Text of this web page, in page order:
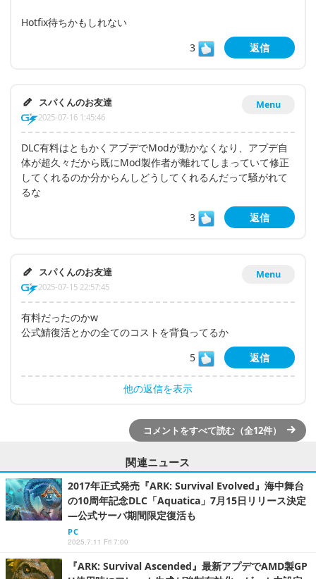
Hotfix待ちかもしれない
3
返信
Menu
スパくんのお友達
2025-07-16 1:45:46
DLC有料はともかくアプデでModが動かなくなり、アプデ自
体が超久々だから既にMod製作者が離れてしまっていて修正
してくれるのか分からんしどうしてくれるんだって騒がれて
るな
3
返信
Menu
スパくんのお友達
2025-07-15 22:57:45
有料だったのかw
公式鯖復活とかの全てのコストを背負ってるか
5
返信
他の返信を表示
コメントをすべて読む（全12件）
関連ニュース
2017年正式発売『ARK: Survival Evolved』海中舞台
の10周年記念DLC「Aquatica」7月15日リリース決定
―公式サーバ期間限定復活も
PC
2025.7.11 Fri 7:00
『ARK: Survival Ascended』最新アプデでAMD製GP